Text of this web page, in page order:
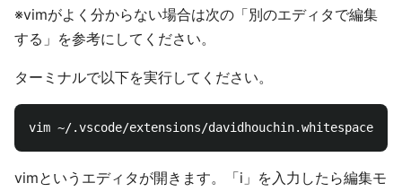
※vimがよく分からない場合は次の「別のエディタで編集
する」を参考にしてください。
ターミナルで以下を実行してください。
vimというエディタが開きます。「i」を入力したら編集モ